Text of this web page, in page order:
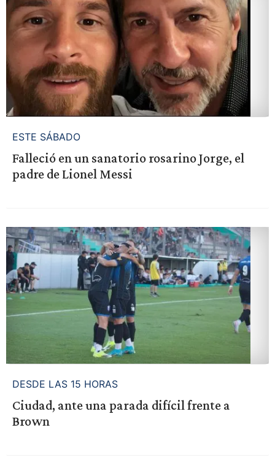
ESTE SÁBADO
Falleció en un sanatorio rosarino Jorge, el
padre de Lionel Messi
DESDE LAS 15 HORAS
Ciudad, ante una parada difícil frente a
Brown